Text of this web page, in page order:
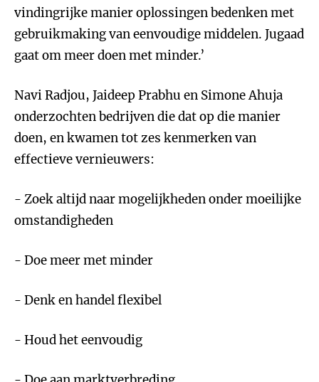
vindingrijke manier oplossingen bedenken met
gebruikmaking van eenvoudige middelen. Jugaad
gaat om meer doen met minder.’
Navi Radjou, Jaideep Prabhu en Simone Ahuja
onderzochten bedrijven die dat op die manier
doen, en kwamen tot zes kenmerken van
effectieve vernieuwers:
- Zoek altijd naar mogelijkheden onder moeilijke
omstandigheden
- Doe meer met minder
- Denk en handel flexibel
- Houd het eenvoudig